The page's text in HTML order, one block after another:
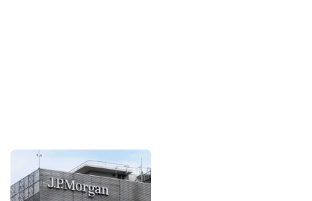
Sponsorlarımız
Bu içerik destekçileri